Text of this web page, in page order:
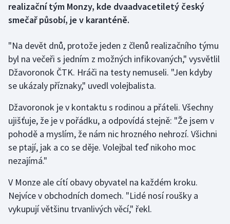
Dostihy
Florbal
Golf
Gymnastika
Házená
Jezdectví
Judo
Krasobruslení
realizační tým Monzy, kde dvaadvacetiletý český
smečař působí, je v karanténě.
"Na devět dnů, protože jeden z členů realizačního týmu
byl na večeři s jedním z možných infikovaných," vysvětlil
Džavoronok ČTK. Hráči na testy nemuseli. "Jen kdyby
se ukázaly příznaky," uvedl volejbalista.
Džavoronok je v kontaktu s rodinou a přáteli. Všechny
ujišťuje, že je v pořádku, a odpovídá stejně: "Že jsem v
pohodě a myslím, že nám nic hrozného nehrozí. Všichni
se ptají, jak a co se děje. Volejbal teď nikoho moc
nezajímá."
V Monze ale cítí obavy obyvatel na každém kroku.
Nejvíce v obchodních domech. "Lidé nosí roušky a
vykupují většinu trvanlivých věcí," řekl.